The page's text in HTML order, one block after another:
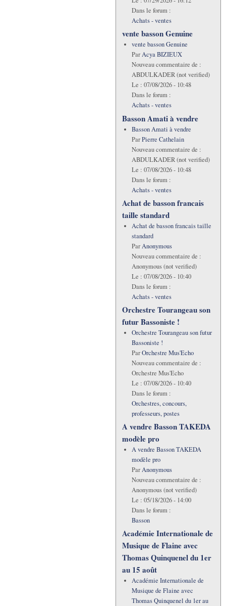
Dans le forum :
Achats - ventes
vente basson Genuine
vente basson Genuine
ParAcya BIZIEUX
Nouveau commentaire de :
ABDULKADER (not verified)
Le : 07/08/2026 - 10:48
Dans le forum :
Achats - ventes
Basson Amati à vendre
Basson Amati à vendre
ParPierre Cathelain
Nouveau commentaire de :
ABDULKADER (not verified)
Le : 07/08/2026 - 10:48
Dans le forum :
Achats - ventes
Achat de basson francais
taille standard
Achat de basson francais taille
standard
ParAnonymous
Nouveau commentaire de :
Anonymous (not verified)
Le : 07/08/2026 - 10:40
Dans le forum :
Achats - ventes
Orchestre Tourangeau son
futur Bassoniste !
Orchestre Tourangeau son futur
Bassoniste !
ParOrchestre Mus'Echo
Nouveau commentaire de :
Orchestre Mus'Echo
Le : 07/08/2026 - 10:40
Dans le forum :
Orchestres, concours,
professeurs, postes
A vendre Basson TAKEDA
modèle pro
A vendre Basson TAKEDA
modèle pro
ParAnonymous
Nouveau commentaire de :
Anonymous (not verified)
Le : 05/18/2026 - 14:00
Dans le forum :
Basson
Académie Internationale de
Musique de Flaine avec
Thomas Quinquenel du 1er
au 15 août
Académie Internationale de
Musique de Flaine avec
Thomas Quinquenel du 1er au